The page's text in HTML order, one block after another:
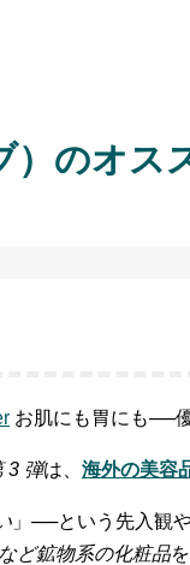
のオス
お肌にも胃にも──
3 弾は、 海外の美容
」──という先入観
ど鉱物系の化粧品